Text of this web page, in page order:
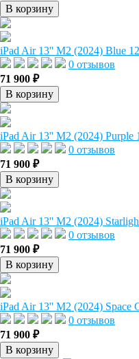
В корзину
iPad Air 13'' M2 (2024) Blue
0 отзывов
71 900 ₽
В корзину
iPad Air 13'' M2 (2024) Purple
0 отзывов
71 900 ₽
В корзину
iPad Air 13'' M2 (2024)
0 отзывов
71 900 ₽
В корзину
iPad Air 13'' M2 (2024) Space
0 отзывов
71 900 ₽
В корзину